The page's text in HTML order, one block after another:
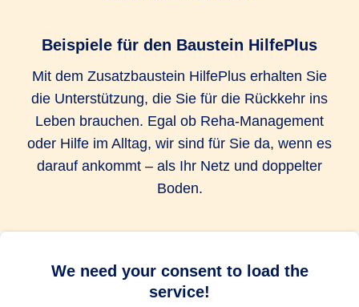
Kosten für kosmetische Operationen
bis zu 25.000
EUR
bis zu 25.000
EUR
bis zu 25.000
EUR
Umbaukosten
bis zu 500
Beispiele für den Baustein HilfePlus
Mit dem Zusatzbaustein HilfePlus erhalten Sie
die Unterstützung, die Sie für die Rückkehr ins
Leben brauchen. Egal ob Reha-Management
oder Hilfe im Alltag, wir sind für Sie da, wenn es
darauf ankommt – als Ihr Netz und doppelter
Boden.
We need your consent to load the
service!